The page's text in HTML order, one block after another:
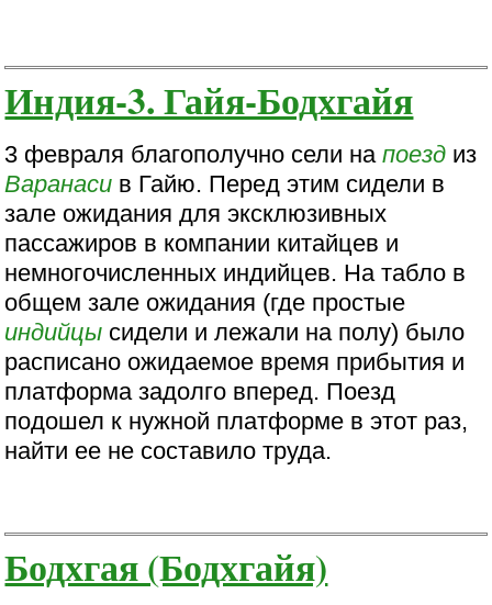
Индия-3. Гайя-Бодхгайя
3 февраля благополучно сели напоезд из
Варанаси в Гайю. Перед этим сидели в
зале ожидания для эксклюзивных
пассажиров в компании китайцев и
немногочисленных индийцев. На табло в
общем зале ожидания (где простые
индийцы сидели и лежали на полу) было
расписано ожидаемое время прибытия и
платформа задолго вперед. Поезд
подошел к нужной платформе в этот раз,
найти ее не составило труда.
Бодхгая (Бодхгайя)